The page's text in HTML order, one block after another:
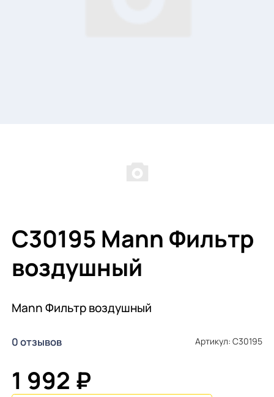
C30195 Mann Фильтр
воздушный
Mann Фильтр воздушный
0 отзывов Артикул: C30195
1 992 ₽